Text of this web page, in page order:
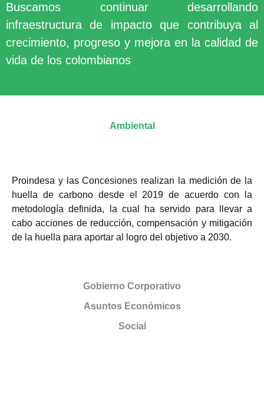
Buscamos continuar desarrollando
infraestructura de impacto que contribuyaal
crecimiento, progreso y mejora en la calidad de
vida de los colombianos
Ambiental
Gobierno Corporativo
Asuntos Económicos
Social
Proindesa y las Concesiones realizan la medición de la
huella de carbono desde el 2019 de acuerdo con la
metodología definida, la cual ha servido para llevar a
cabo acciones de reducción, compensación y mitigación
de la huella para aportar al logro del objetivo a 2030.